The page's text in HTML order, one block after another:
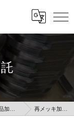
工受託 再メッキ加工受託